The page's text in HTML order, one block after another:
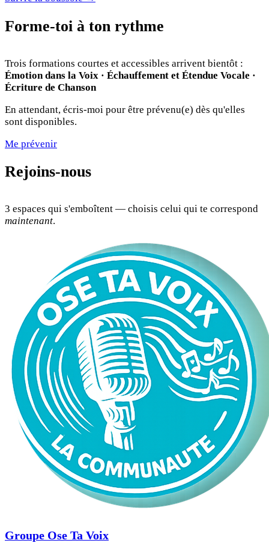
Forme-toi à ton rythme
Trois formations courtes et accessibles arrivent bientôt :
Émotion dans la Voix · Échauffement et Étendue Vocale ·
Écriture de Chanson
En attendant, écris-moi pour être prévenu(e) dès qu'elles
sont disponibles.
Me prévenir
Rejoins-nous
3 espaces qui s'emboîtent — choisis celui qui te correspond
maintenant.
Groupe Ose Ta Voix